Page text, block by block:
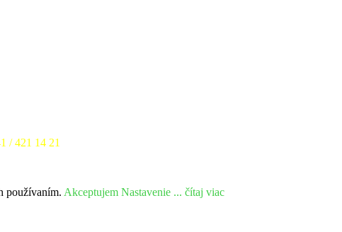
/ 421 14 21
používaním. Akceptujem Nastavenie ... čítaj viac